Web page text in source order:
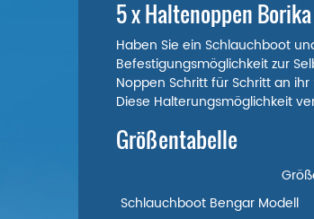
5 x Haltenoppen Borika
Haben Sie ein Schlauchboot
Befestigungsmöglichkeit zur
Noppen Schritt für Schritt an
Diese Halterungsmöglichkeit
Größentabelle
Schlauchboot Bengar Modell